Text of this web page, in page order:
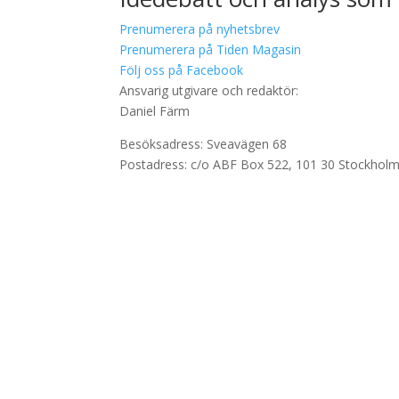
Prenumerera på nyhetsbrev
Prenumerera på Tiden Magasin
Följ oss på Facebook
Ansvarig utgivare och redaktör:
Daniel Färm
Besöksadress: Sveavägen 68
Postadress: c/o ABF Box 522, 101 30